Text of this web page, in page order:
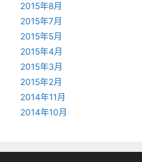
2015年8月
2015年7月
2015年5月
2015年4月
2015年3月
2015年2月
2014年11月
2014年10月